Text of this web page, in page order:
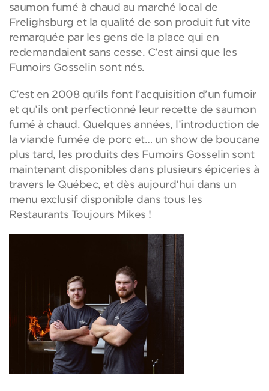
saumon fumé à chaud au marché local de
Frelighsburg et la qualité de son produit fut vite
remarquée par les gens de la place qui en
redemandaient sans cesse. C’est ainsi que les
Fumoirs Gosselin sont nés.
C’est en 2008 qu’ils font l’acquisition d’un fumoir
et qu’ils ont perfectionné leur recette de saumon
fumé à chaud. Quelques années, l’introduction de
la viande fumée de porc et… un show de boucane
plus tard, les produits des Fumoirs Gosselin sont
maintenant disponibles dans plusieurs épiceries à
travers le Québec, et dès aujourd’hui dans un
menu exclusif disponible dans tous les
Restaurants Toujours Mikes !